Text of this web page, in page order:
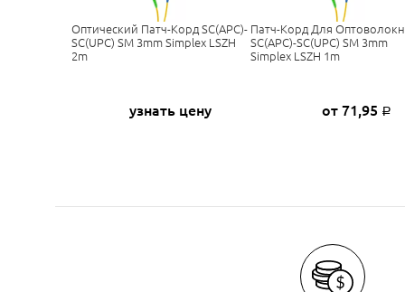
Оптический Патч-Корд SC(APC)-
SC(UPC) SM 3mm Simplex LSZH
2m
узнать цену
Патч-Корд Для
SC(APC)-SC(UPC) SM 3mm
Simplex LSZH 1m
от 71,95 Р